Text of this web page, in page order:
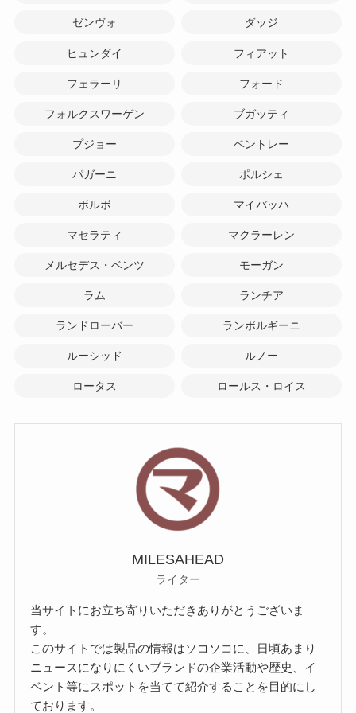
ゼンヴォ ダッジ
ヒュンダイ フィアット
フェラーリ フォード
フォルクスワーゲン ブガッティ
プジョー ベントレー
パガーニ ポルシェ
ボルボ マイバッハ
マセラティ マクラーレン
メルセデス・ベンツ モーガン
ラム ランチア
ランドローバー ランボルギーニ
ルーシッド ルノー
ロータス ロールス・ロイス
MILESAHEAD
ライター
当サイトにお立ち寄りいただきありがとうございま
す。
このサイトでは製品の情報はソコソコに、日頃あまり
ニュースになりにくいブランドの企業活動や歴史、イ
ベント等にスポットを当てて紹介することを目的にし
ております。